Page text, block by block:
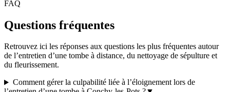
FAQ
Questions fréquentes
Retrouvez ici les réponses aux questions les plus fréquentes autour
de l’entretien d’une tombe à distance, du nettoyage de sépulture et
du fleurissement.
Comment gérer la culpabilité liée à l’éloignement lors de